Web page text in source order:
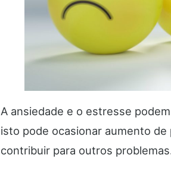
A ansiedade e o estresse
isto pode ocasionar aumento
contribuir para outros